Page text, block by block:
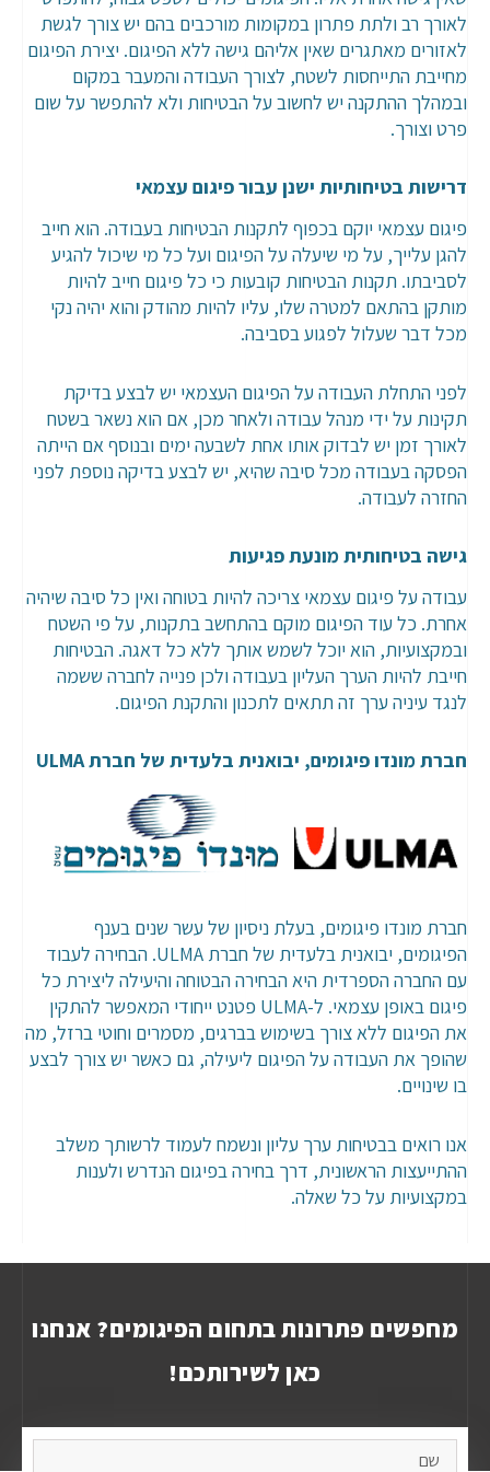
לאורך רב ולתת פתרון במקומות מורכבים בהם יש צורך לגשת
לאזורים מאתגרים שאין אליהם גישה ללא הפיגום. יצירת הפיגום
מחייבת התייחסות לשטח, לצורך העבודה והמעבר במקום
ובמהלך ההתקנה יש לחשוב על הבטיחות ולא להתפשר על שום
פרט וצורך.
דרישות בטיחותיות ישנן עבור פיגום עצמאי
פיגום עצמאי יוקם בכפוף לתקנות הבטיחות בעבודה. הוא חייב
להגן עלייך, על מי שיעלה על הפיגום ועל כל מי שיכול להגיע
לסביבתו. תקנות הבטיחות קובעות כי כל פיגום חייב להיות
מותקן בהתאם למטרה שלו, עליו להיות מהודק והוא יהיה נקי
מכל דבר שעלול לפגוע בסביבה.
לפני התחלת העבודה על הפיגום העצמאי יש לבצע בדיקת
תקינות על ידי מנהל עבודה ולאחר מכן, אם הוא נשאר בשטח
לאורך זמן יש לבדוק אותו אחת לשבעה ימים ובנוסף אם הייתה
הפסקה בעבודה מכל סיבה שהיא, יש לבצע בדיקה נוספת לפני
החזרה לעבודה.
גישה בטיחותית מונעת פגיעות
עבודה על פיגום עצמאי צריכה להיות בטוחה ואין כל סיבה שיהיה
אחרת. כל עוד הפיגום מוקם בהתחשב בתקנות, על פי השטח
ובמקצועיות, הוא יוכל לשמש אותך ללא כל דאגה. הבטיחות
חייבת להיות הערך העליון בעבודה ולכן פנייה לחברה ששמה
לנגד עיניה ערך זה תתאים לתכנון והתקנת הפיגום.
חברת מונדו פיגומים, יבואנית בלעדית של חברת ULMA
חברת מונדו פיגומים, בעלת ניסיון של עשר שנים בענף
הפיגומים, יבואנית בלעדית של חברת ULMA. הבחירה לעבוד
עם החברה הספרדית היא הבחירה הבטוחה והיעילה ליצירת כל
פיגום באופן עצמאי. ל-ULMA פטנט ייחודי המאפשר להתקין
את הפיגום ללא צורך בשימוש בברגים, מסמרים וחוטי ברזל, מה
שהופך את העבודה על הפיגום ליעילה, גם כאשר יש צורך לבצע
בו שינויים.
אנו רואים בבטיחות ערך עליון ונשמח לעמוד לרשותך משלב
ההתייעצות הראשונית, דרך בחירה בפיגום הנדרש ולענות
במקצועיות על כל שאלה.
מחפשים פתרונות בתחום הפיגומים? אנחנו
כאן לשירותכם!